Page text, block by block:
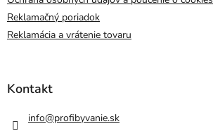
Reklamačný poriadok
Reklamácia a vrátenie tovaru
Kontakt
info@profibyvanie.sk